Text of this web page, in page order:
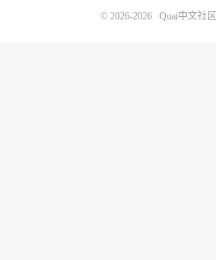
© 2026-2026 Quai中文社区